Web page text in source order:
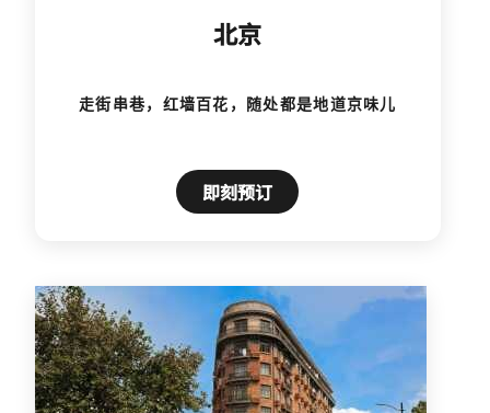
北京
走街串巷，红墙百花，随处都是地道京味儿
即刻预订